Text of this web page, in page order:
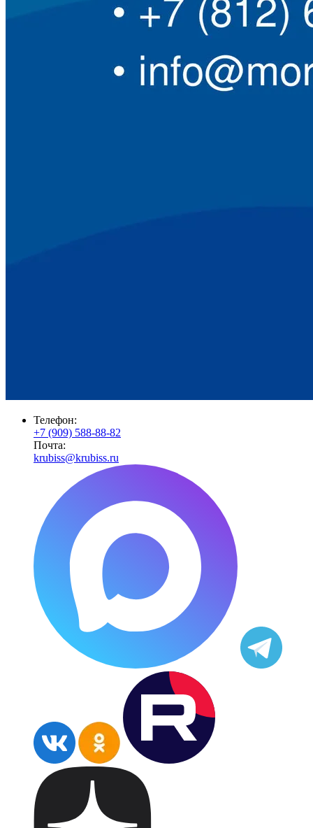
Телефон:
+7 (909) 588-88-82
Почта:
krubiss@krubiss.ru